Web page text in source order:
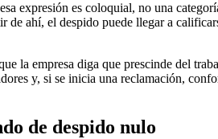
expresión es coloquial, no una
de ahí, el despido puede llegar a
la empresa diga que prescinde del
y, si se inicia una reclamación,
de despido nulo